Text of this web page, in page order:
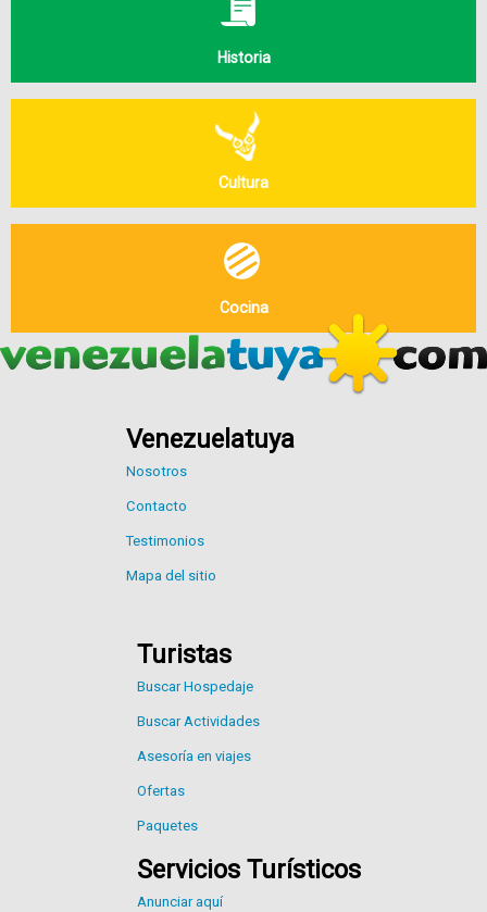
Historia
Cultura
Cocina
Venezuelatuya
Nosotros
Contacto
Testimonios
Mapa del sitio
Turistas
Buscar Hospedaje
Buscar Actividades
Asesoría en viajes
Ofertas
Paquetes
Servicios Turísticos
Anunciar aquí